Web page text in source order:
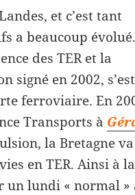
et c’est tant
a beaucoup
des TER et la
signé en 2002, s’est
ferroviaire. En
Transports à
la Bretagne va
en TER. Ainsi à
un lundi « normal »